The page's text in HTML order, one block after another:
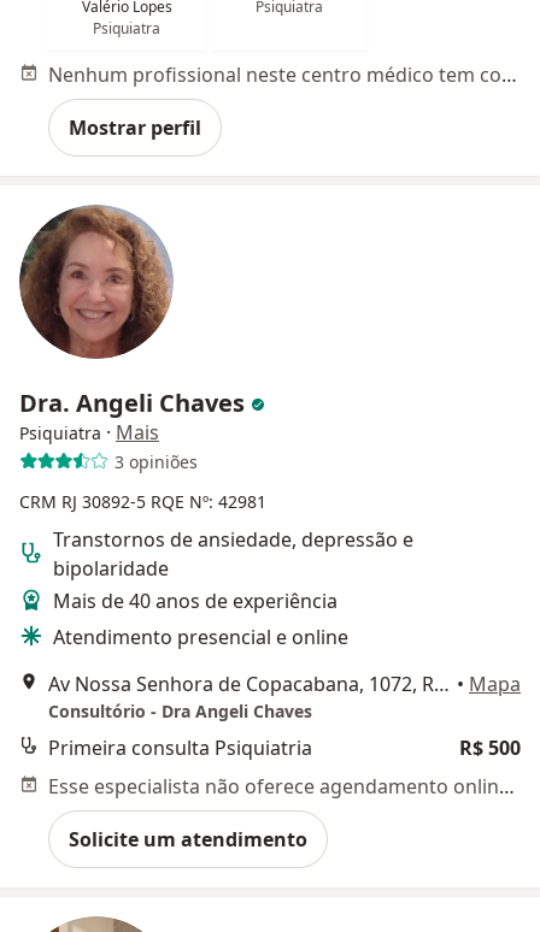
Valério Lopes
Psiquiatra
Psiquiatra
Nenhum profissional neste centro médico tem consultas disponíveis
Mostrar perfil
Dra. Angeli Chaves
Psiquiatra · Mais
3 opiniões
CRM RJ 30892-5 RQE Nº: 42981
Transtornos de ansiedade, depressão e
bipolaridade
Mais de 40 anos de experiência
Atendimento presencial e online
Av Nossa Senhora de Copacabana, 1072, Rio de Janeiro • Mapa
Consultório - Dra Angeli Chaves
Primeira consulta Psiquiatria
R$ 500
Esse especialista não oferece agendamento online para esse endereço.
Solicite um atendimento